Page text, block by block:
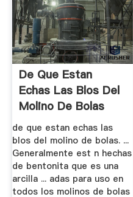
De Que Estan
Echas Las Blos Del
Molino De Bolas
de que estan echas las
blos del molino de bolas. ...
Generalmente est n hechas
de bentonita que es una
arcilla ... adas para uso en
todos los molinos de bolas